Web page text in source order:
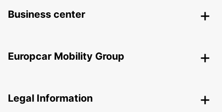
Business center
Europcar Mobility Group
Legal Information